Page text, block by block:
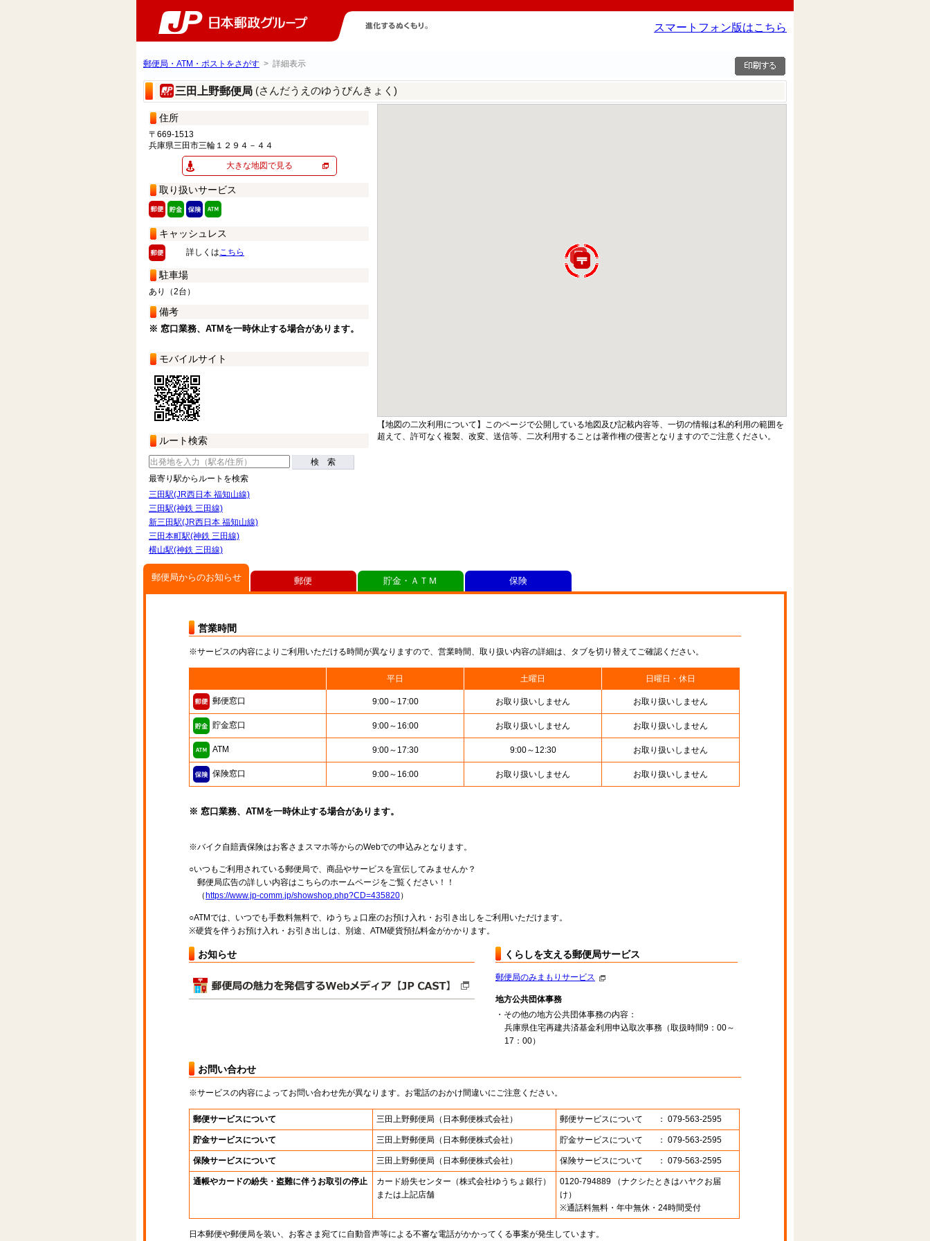
スマートフォン版はこちら
郵便局・ATM・ポストをさがす > 詳細表示
三田上野郵便局 (さんだうえのゆうびんきょく)
住所
〒669-1513
兵庫県三田市三輪１２９４－４４
大きな地図で見る
取り扱いサービス
キャッシュレス
詳しくはこちら
駐車場
あり（2台）
備考
※ 窓口業務、ATMを一時休止する場合があります。
モバイルサイト
ルート検索
検 索
最寄り駅からルートを検索
三田駅(JR西日本 福知山線)
三田駅(神鉄 三田線)
新三田駅(JR西日本 福知山線)
三田本町駅(神鉄 三田線)
横山駅(神鉄 三田線)
【地図の二次利用について】このページで公開している地図及び記載内容等、一切の情報は私的利用の範囲を
超えて、許可なく複製、改変、送信等、二次利用することは著作権の侵害となりますのでご注意ください。
郵便局からのお知らせ
営業時間
※サービスの内容によりご利用いただける時間が異なりますので、営業時間、取り扱い内容の詳細は、タブを切り替えてご確認ください。
平日 土曜日 日曜日・休日
郵便窓口 9:00～17:00 お取り扱いしません お取り扱いしません
貯金窓口 9:00～16:00 お取り扱いしません お取り扱いしません
ATM 9:00～17:30 9:00～12:30 お取り扱いしません
保険窓口 9:00～16:00 お取り扱いしません お取り扱いしません
※ 窓口業務、ATMを一時休止する場合があります。
※バイク自賠責保険はお客さまスマホ等からのWebでの申込みとなります。
○いつもご利用されている郵便局で、商品やサービスを宣伝してみませんか？
郵便局広告の詳しい内容はこちらのホームページをご覧ください！！
（ https://www.jp-comm.jp/showshop.php?CD=435820）
○ATMでは、いつでも手数料無料で、ゆうちょ口座のお預け入れ・お引き出しをご利用いただけます。
※硬貨を伴うお預け入れ・お引き出しは、別途、ATM硬貨預払料金がかかります。
お知らせ くらしを支える郵便局サービス
郵便局のみまもりサービス
地方公共団体事務
・その他の地方公共団体事務の内容：
兵庫県住宅再建共済基金利用申込取次事務（取扱時間9：00～
17：00）
お問い合わせ
※サービスの内容によってお問い合わせ先が異なります。お電話のおかけ間違いにご注意ください。
郵便サービスについて 三田上野郵便局 （日本郵便株式会社） 郵便サービスについて ： 079-563-2595
貯金サービスについて 三田上野郵便局 （日本郵便株式会社） 貯金サービスについて ： 079-563-2595
保険サービスについて 三田上野郵便局 （日本郵便株式会社） 保険サービスについて ： 079-563-2595
通帳やカードの紛失・盗難に伴うお取引の停止 カード紛失センター （株式会社ゆうちょ銀行）
または上記店舗
0120-794889 （ナクシたときはハヤクお届
け）
※通話料無料・年中無休・24時間受付
日本郵便や郵便局を装い、お客さま宛てに自動音声等による不審な電話がかかってくる事案が発生しています。
郵便 貯金・ＡＴＭ 保険